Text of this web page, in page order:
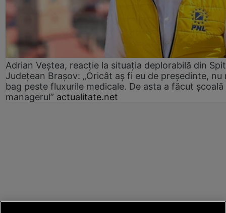
Adrian Veștea, reacție la situația deplorabilă din
Județean Brașov: „Oricât aș fi eu de președinte, nu
bag peste fluxurile medicale. De asta a făcut școală
managerul” actualitate.net